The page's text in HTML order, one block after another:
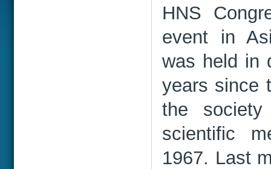
HNS
event in
was held in
years since
the
scientific
1967. Last